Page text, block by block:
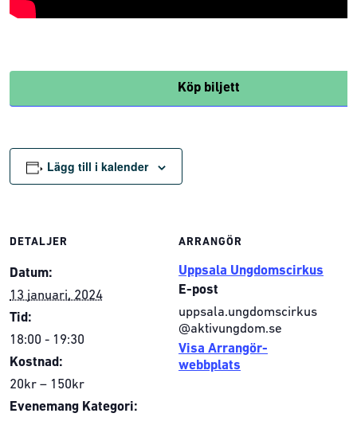
Köp biljett
Lägg till i kalender
DETALJER
Datum:
13 januari, 2024
Tid:
18:00 - 19:30
Kostnad:
20kr – 150kr
Evenemang Kategori:
ARRANGÖR
Uppsala Ungdomscirkus
E-post
uppsala.ungdomscirkus
@aktivungdom.se
Visa Arrangör-
webbplats